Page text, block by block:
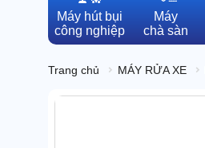
Máy hút bụi
công nghiệp
Máy
chà sàn
Trang chủ MÁY RỬA XE